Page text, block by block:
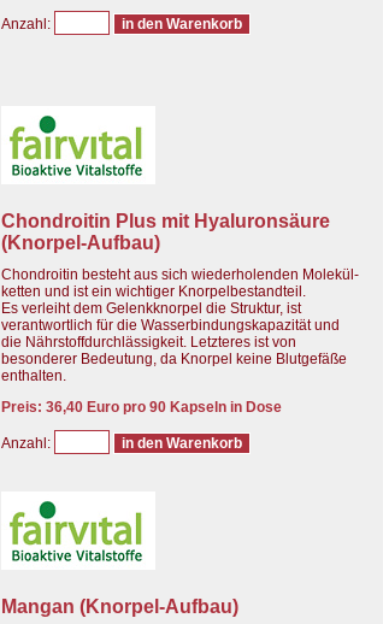
Anzahl:
Chondroitin Plus mit Hyaluronsäure
(Knorpel-Aufbau)
Chondroitin besteht aus sich wiederholenden Molekül-
ketten und ist ein wichtiger Knorpelbestandteil.
Es verleiht dem Gelenkknorpel die Struktur, ist
verantwortlich für die Wasserbindungskapazität und
die Nährstoffdurchlässigkeit. Letzteres ist von
besonderer Bedeutung, da Knorpel keine Blutgefäße
enthalten.
Preis: 36,40 Euro pro 90 Kapseln in Dose
Anzahl:
Mangan (Knorpel-Aufbau)